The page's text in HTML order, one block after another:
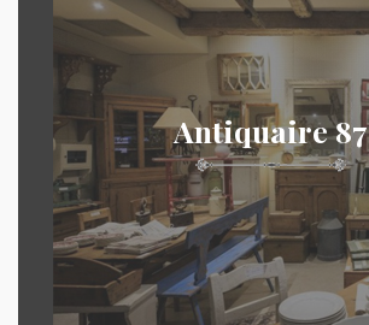
Antiquaire 87